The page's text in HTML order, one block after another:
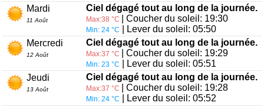
Mardi
11 Août
Ciel dégagé tout au long de la journée.
Max:38 °C | Coucher du soleil: 19:30
Min: 24 °C
| Lever du soleil: 05:50
Mercredi
12 Août
Ciel dégagé tout au long de la journée.
Max:37 °C | Coucher du soleil: 19:29
Min: 23 °C
| Lever du soleil: 05:51
Jeudi
13 Août
Ciel dégagé tout au long de la journée.
Max:37 °C | Coucher du soleil: 19:28
Min: 24 °C
| Lever du soleil: 05:52